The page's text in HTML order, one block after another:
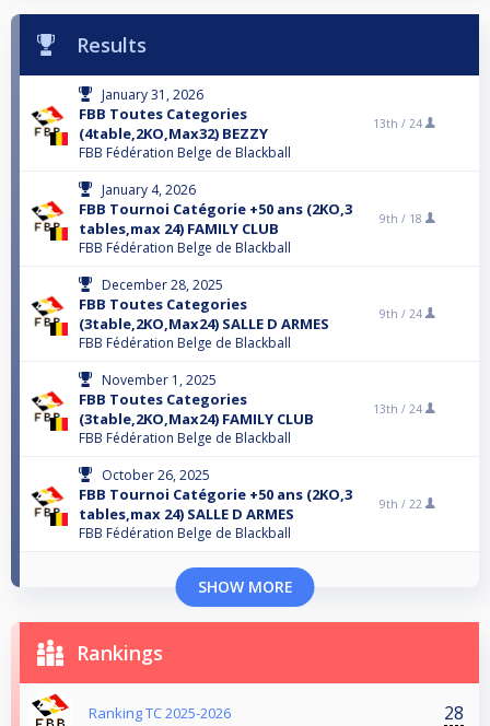
Results
January 31, 2026
FBB Toutes Categories
(4table,2KO,Max32) BEZZY
FBB Fédération Belge de Blackball
13th / 24
January 4, 2026
FBB Tournoi Catégorie +50 ans (2KO,3
tables,max 24) FAMILY CLUB
FBB Fédération Belge de Blackball
9th / 18
December 28, 2025
FBB Toutes Categories
(3table,2KO,Max24) SALLE D ARMES
FBB Fédération Belge de Blackball
9th / 24
November 1, 2025
FBB Toutes Categories
(3table,2KO,Max24) FAMILY CLUB
FBB Fédération Belge de Blackball
13th / 24
October 26, 2025
FBB Tournoi Catégorie +50 ans (2KO,3
tables,max 24) SALLE D ARMES
FBB Fédération Belge de Blackball
9th / 22
SHOW MORE
Rankings
Ranking TC 2025-2026 28